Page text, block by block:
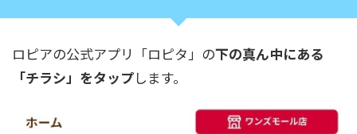
ロピアの公式アプリ「ロピタ」の下の真ん中にある
「チラシ」をタップします。